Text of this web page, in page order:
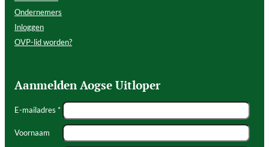
Ondernemers
Inloggen
OVP-lid worden?
Aanmelden Aogse Uitloper
E-mailadres *
Voornaam